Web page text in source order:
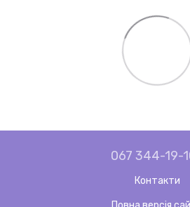
067 344-19-
Контакти